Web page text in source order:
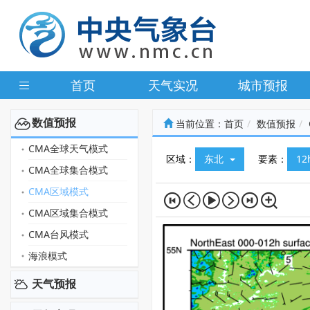
首页 天气实况 城市预报
数值预报
CMA全球天气模式
CMA全球集合模式
CMA区域模式
CMA区域集合模式
CMA台风模式
海浪模式
天气预报
当前位置： 首页 数值预报
区域： 东北 要素：